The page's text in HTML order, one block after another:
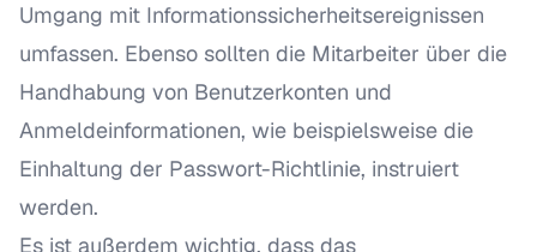
Umgang mit Informationssicherheitsereignissen
umfassen. Ebenso sollten die Mitarbeiter über die
Handhabung von Benutzerkonten und
Anmeldeinformationen, wie beispielsweise die
Einhaltung der Passwort-Richtlinie, instruiert
werden.
Es ist außerdem wichtig, dass das